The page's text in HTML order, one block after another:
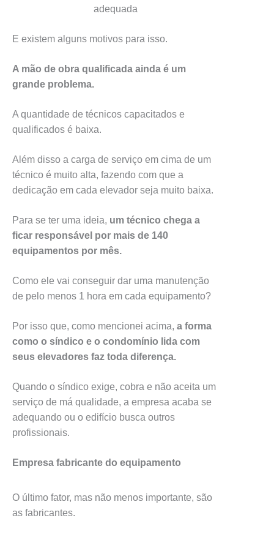
adequada
E existem alguns motivos para isso.
A mão de obra qualificada ainda é um
grande problema.
A quantidade de técnicos capacitados e
qualificados é baixa.
Além disso a carga de serviço em cima de um
técnico é muito alta, fazendo com que a
dedicação em cada elevador seja muito baixa.
Para se ter uma ideia, um técnico chega a
ficar responsável por mais de 140
equipamentos por mês.
Como ele vai conseguir dar uma manutenção
de pelo menos 1 hora em cada equipamento?
Por isso que, como mencionei acima, a forma
como o síndico e o condomínio lida com
seus elevadores faz toda diferença.
Quando o síndico exige, cobra e não aceita um
serviço de má qualidade, a empresa acaba se
adequando ou o edifício busca outros
profissionais.
Empresa fabricante do equipamento
O último fator, mas não menos importante, são
as fabricantes.